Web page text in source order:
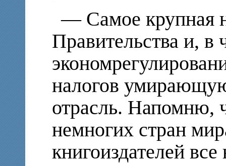
— Самое крупная
Правительства и, в
налогов
отрасль. Напомню,
немногих стран
книгоиздателей